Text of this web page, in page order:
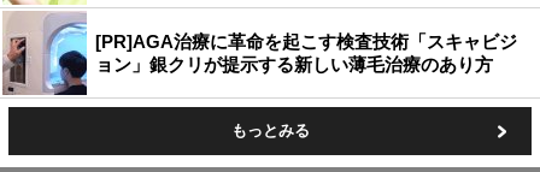
[PR]AGA治療に革命を起こす検査技術「スキャビジ
ョン」銀クリが提示する新しい薄毛治療のあり方
もっとみる